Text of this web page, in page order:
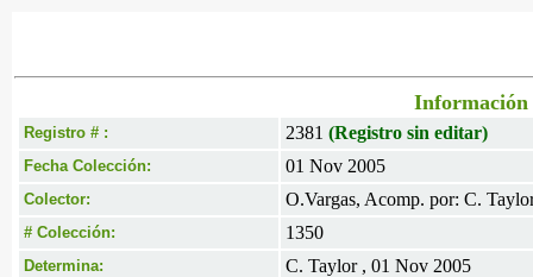
Información
Registro # : 2381 (Registro sin editar)
Fecha Colección: 01 Nov 2005
Colector: O.Vargas, Acomp. por: C.
# Colección: 1350
Determina: C. Taylor , 01 Nov 2005